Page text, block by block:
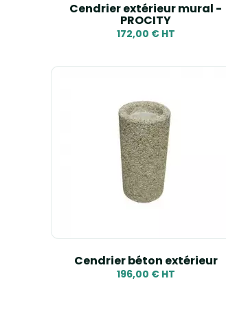
Cendrier extérieur mural -
PROCITY
172,00 € HT
Cendrier béton extérieur
196,00 € HT